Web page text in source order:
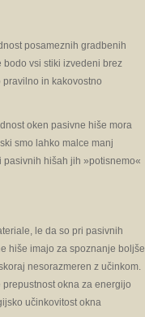
posameznih gradbenih
vsi stiki izvedeni brez
in kakovostno
oken pasivne hiše mora
smo lahko malce manj
pasivnih hišah jih »potisnemo«
le da so pri pasivnih
hiše imajo za spoznanje boljše
nesorazmeren z učinkom.
okna za energijo
učinkovitost okna